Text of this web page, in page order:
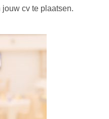
cv te plaatsen.